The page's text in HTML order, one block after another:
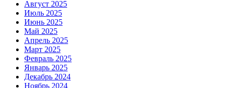
Август 2025
Июль 2025
Июнь 2025
Май 2025
Апрель 2025
Март 2025
Февраль 2025
Январь 2025
Декабрь 2024
Ноябрь 2024